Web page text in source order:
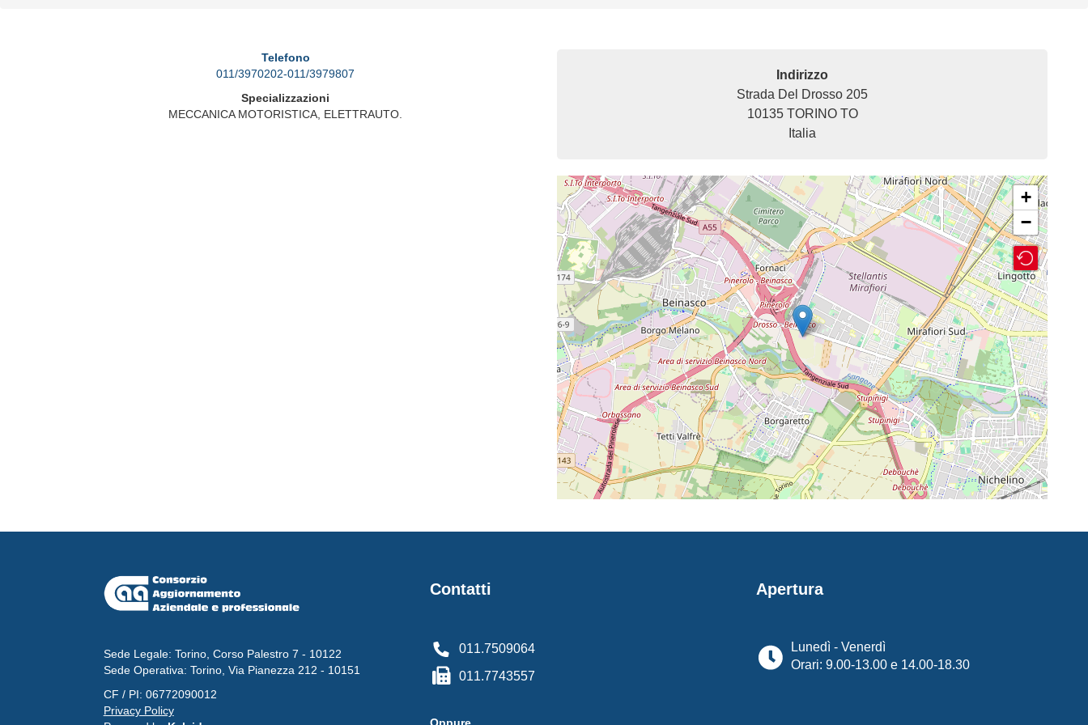
Telefono
011/3970202-011/3979807
Specializzazioni
MECCANICA MOTORISTICA, ELETTRAUTO.
Indirizzo
Strada Del Drosso 205
10135 TORINO TO
Italia
+
−
Sede Legale: Torino, Corso Palestro 7 - 10122
Sede Operativa: Torino, Via Pianezza 212 - 10151
CF / PI: 06772090012
Privacy Policy
Contatti
011.7509064
011.7743557
Apertura
Lunedì - Venerdì
Orari: 9.00-13.00 e 14.00-18.30